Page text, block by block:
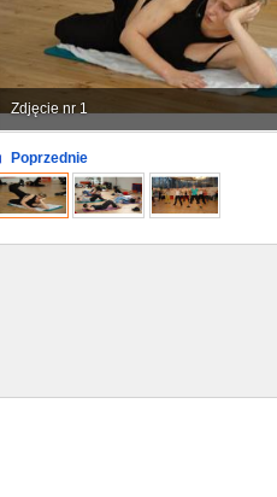
Zdjęcie nr 1
Poprzednie